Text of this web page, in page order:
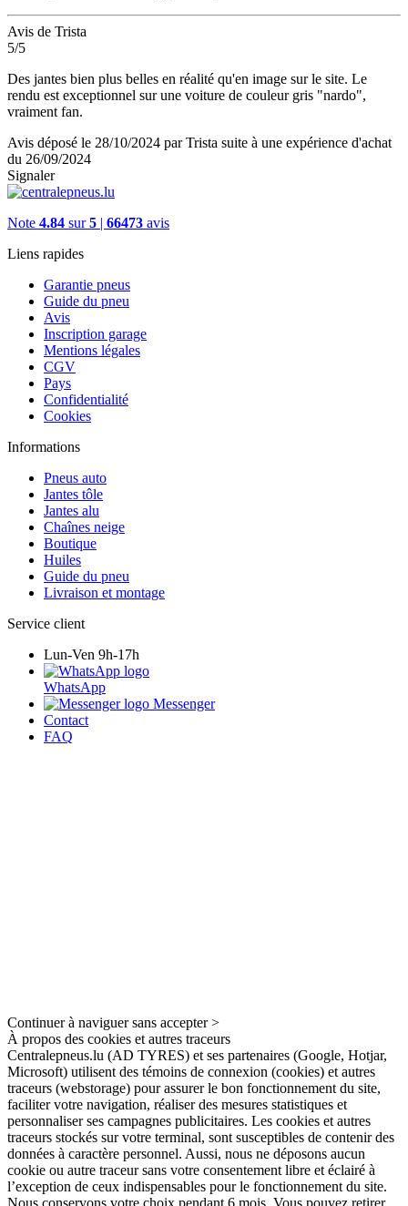
Avis de Trista
5/5
Des jantes bien plus belles en réalité qu'en image sur le site. Le
rendu est exceptionnel sur une voiture de couleur gris "nardo",
vraiment fan.
Avis déposé le 28/10/2024 par Trista suite à une expérience d'achat
du 26/09/2024
Signaler
Note 4.84 sur5 | 66473 avis
Liens rapides
Garantie pneus
Guide du pneu
Avis
Inscription garage
Mentions légales
CGV
Pays
Confidentialité
Cookies
Informations
Pneus auto
Jantes tôle
Jantes alu
Chaînes neige
Boutique
Huiles
Guide du pneu
Livraison et montage
Service client
Lun-Ven 9h-17h
WhatsApp
Messenger
Contact
FAQ
Continuer à naviguer sans accepter >
À propos des cookies et autres traceurs
Centralepneus.lu (AD TYRES) et ses partenaires (Google, Hotjar,
Microsoft) utilisent des témoins de connexion (cookies) et autres
traceurs (webstorage) pour assurer le bon fonctionnement du site,
faciliter votre navigation, réaliser des mesures statistiques et
personnaliser ses campagnes publicitaires. Les cookies et autres
traceurs stockés sur votre terminal, sont susceptibles de contenir des
données à caractère personnel. Aussi, nous ne déposons aucun
cookie ou autre traceur sans votre consentement libre et éclairé à
l’exception de ceux indispensables pour le fonctionnement du site.
Nous conservons votre choix pendant 6 mois. Vous pouvez retirer